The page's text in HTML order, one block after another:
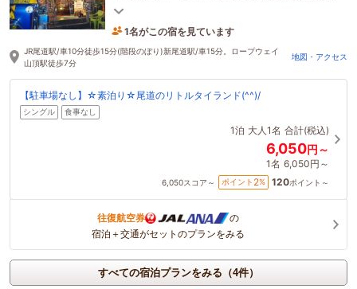
せ基本(火曜日：水曜日)
1名がこの宿を見ています
16時間前に予約されました
JR尾道駅/車10分徒歩15分(階段のぼり)新尾道駅/車15分。ロープウェイ
山頂駅徒歩7分
地図・アクセス
【駐車場なし】☆素泊り☆尾道のリトルタイランド(^^)/
シングル 食事なし
1泊 大人1名 合計(税込)
6,050円～
1名 6,050円～
6,050スコア～ ポイント 2% 120ポイント～
往復航空券
の
宿泊＋交通がセットのプランをみる
すべての宿泊プランをみる（4件）